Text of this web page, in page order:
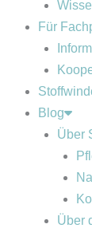
Für
Blog
Über
Über